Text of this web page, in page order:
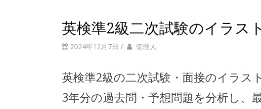
英検準2級二次試験のイラス
2024年12月7日 / 管理人
英検準2級の二次試験・面接のイラス
3年分の過去問・予想問題を分析し、